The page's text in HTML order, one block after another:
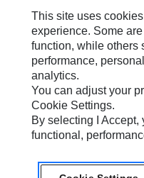
Mes Préférences Marketing
Plan Du Site
Cookie Settings
Légales
Confidentialité
North America - French©
This site uses
experience. Some
function, while others
performance,
analytics.
You can adjust your
Cookie Settings.
By selecting I Accept,
functional,